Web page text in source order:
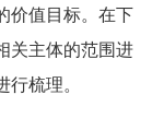
价值目标。在下
关主体的范围进
梳理。